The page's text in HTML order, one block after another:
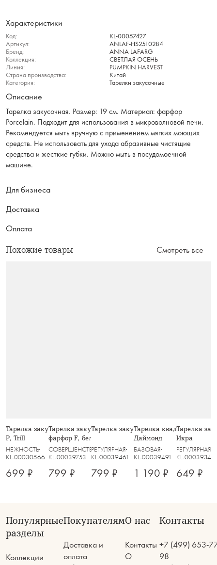
Характеристики
Код:
KL-00057427
Артикул:
ANLAF-HS2510284
Бренд:
ANNA LAFARG
Коллекция:
СВЕТЛАЯ ОСЕНЬ
Линия:
PUMPKIN HARVEST
Страна производства:
Китай
Категория:
Тарелки закусочные
Описание
Тарелка закусочная. Размер: 19 см. Материал: фарфор
Porcelain. Подходит для использования в микроволновой печи.
Рекомендуется мыть вручную с применением мягких моющих
средств. Не использовать для ухода абразивные чистящие
средства и жесткие губки. Можно мыть в посудомоечной
машине.
Для бизнеса
Доставка
Оплата
Похожие товары Смотреть все
Тарелка закусочная, 21 см, стекло
Р, Trill
НЕЖНОСТЬ
KL-00030566
699 ₽
Тарелка закусочная, 21,5 см,
фарфор F, белая, с серебристым
кантом, Lotus silver
СОВЕРШЕНСТВО
KL-00039753
799 ₽
Тарелка закусочная, 21,5 см, Лотос
РЕГУЛЯРНАЯ
KL-00039461
799 ₽
Тарелка квадратная, 23
Даймонд
БАЗОВАЯ
KL-00039491
1 190 ₽
Тарелка
Икра
РЕГУЛЯРНАЯ
KL-00039345
649 ₽
Популярные
разделы
Коллекции
Покупателям
Доставка и
оплата
О нас
Контакты
О
Контакты
+7 (499) 653-
98